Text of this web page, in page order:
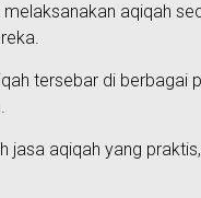
aqiqah
tersebar di
jasa aqiqah yang